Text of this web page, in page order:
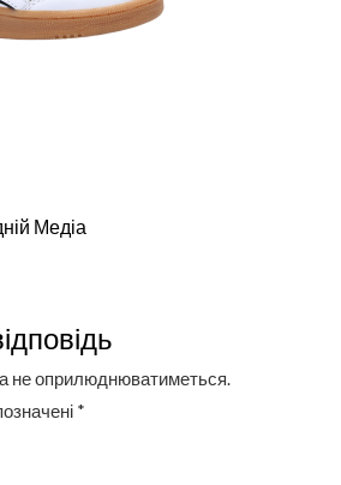
Медіа
не оприлюднюватиметься.
*